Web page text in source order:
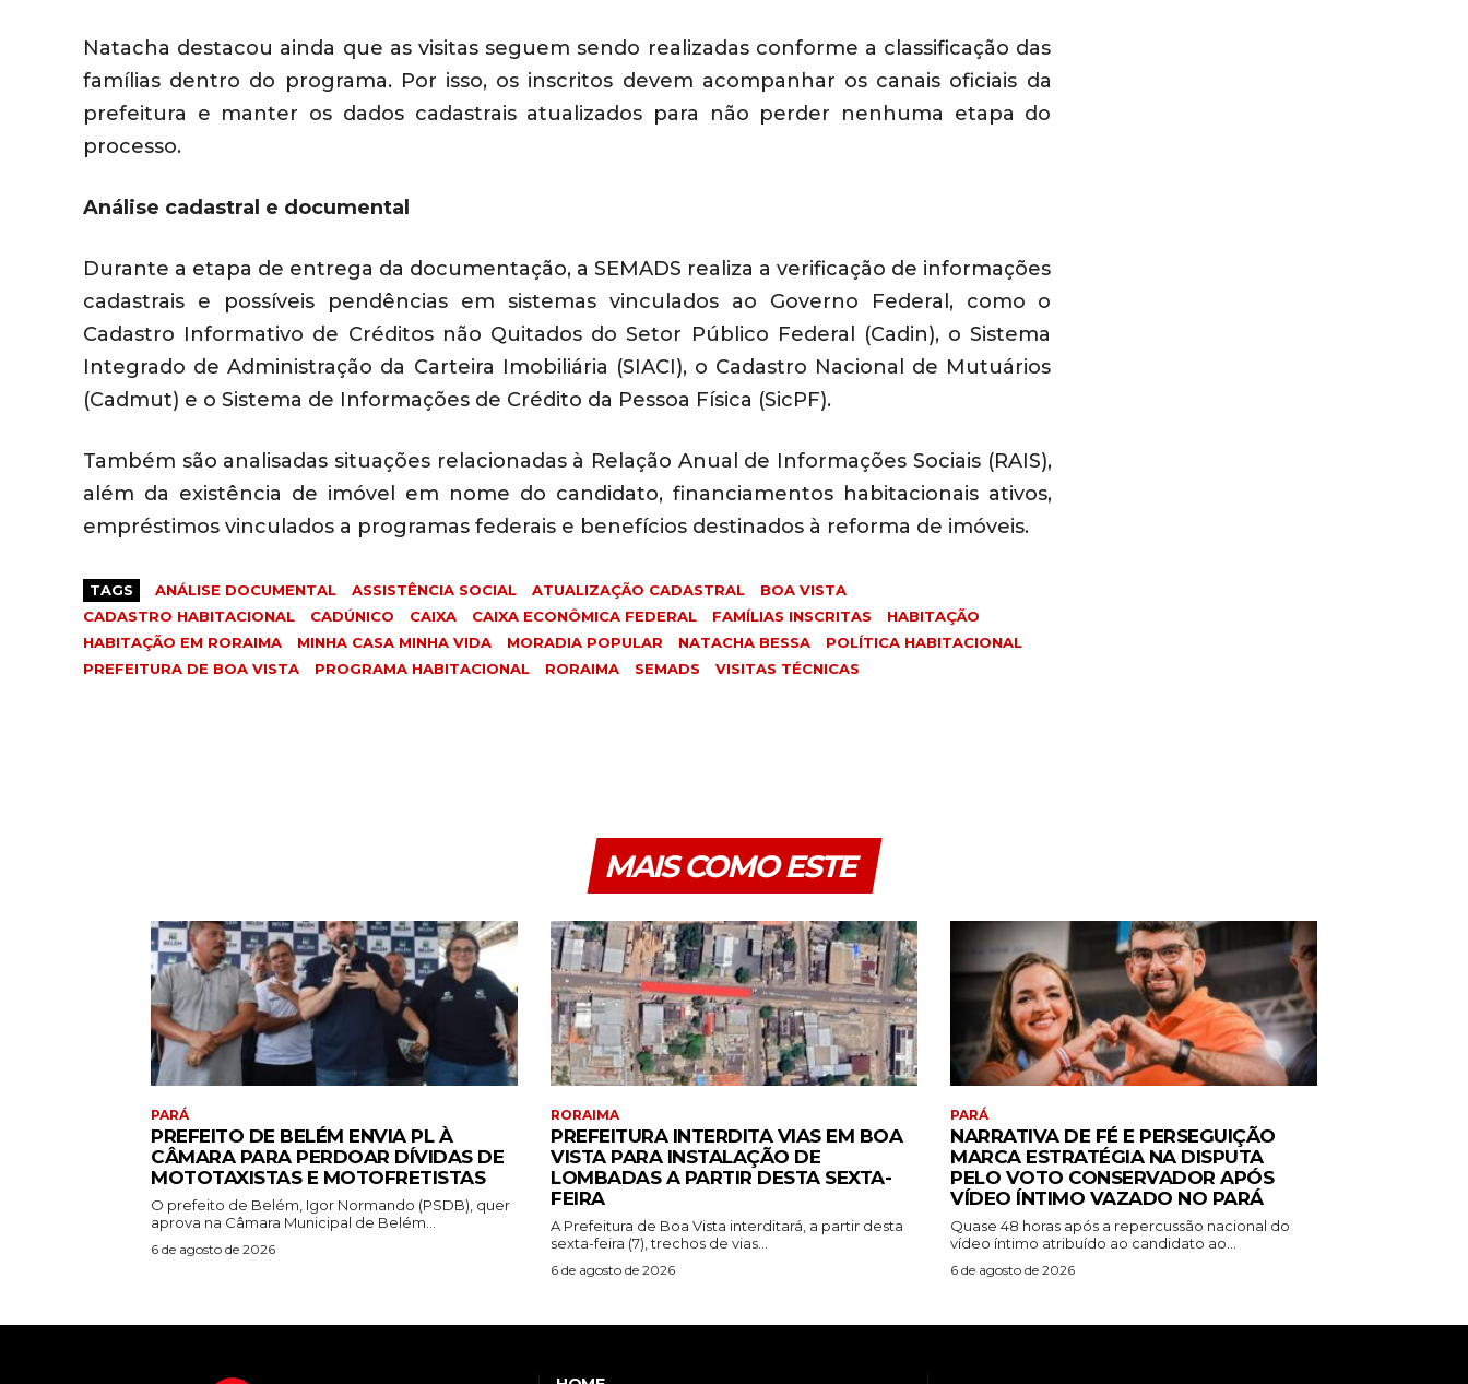
Natacha destacou ainda que as visitas seguem sendo realizadas conforme a classificação das
famílias dentro do programa. Por isso, os inscritos devem acompanhar os canais oficiais da
prefeitura e manter os dados cadastrais atualizados para não perder nenhuma etapa do
processo.
Análise cadastral e documental
Durante a etapa de entrega da documentação, a SEMADS realiza a verificação de informações
cadastrais e possíveis pendências em sistemas vinculados ao Governo Federal, como o
Cadastro Informativo de Créditos não Quitados do Setor Público Federal (Cadin), o Sistema
Integrado de Administração da Carteira Imobiliária (SIACI), o Cadastro Nacional de Mutuários
(Cadmut) e o Sistema de Informações de Crédito da Pessoa Física (SicPF).
Também são analisadas situações relacionadas à Relação Anual de Informações Sociais (RAIS),
além da existência de imóvel em nome do candidato, financiamentos habitacionais ativos,
empréstimos vinculados a programas federais e benefícios destinados à reforma de imóveis.
TAGS ANÁLISE DOCUMENTAL ASSISTÊNCIA SOCIAL ATUALIZAÇÃO CADASTRAL
BOA VISTA
CADASTRO HABITACIONAL
CADÚNICO CAIXA CAIXA ECONÔMICA FEDERAL FAMÍLIAS INSCRITAS
HABITAÇÃO
HABITAÇÃO EM RORAIMA
MINHA CASA MINHA VIDA MORADIA POPULAR NATACHA BESSA
POLÍTICA HABITACIONAL
PREFEITURA DE BOA VISTA
PROGRAMA HABITACIONAL RORAIMA SEMADS VISITAS TÉCNICAS
MAIS COMO ESTE
PARÁ
PREFEITO DE BELÉM ENVIA PL À
CÂMARA PARA PERDOAR DÍVIDAS DE
MOTOTAXISTAS E MOTOFRETISTAS
O prefeito de Belém, Igor Normando (PSDB), quer
aprova na Câmara Municipal de Belém...
6 de agosto de 2026
RORAIMA
PREFEITURA INTERDITA VIAS EM BOA
VISTA PARA INSTALAÇÃO DE
LOMBADAS A PARTIR DESTA SEXTA-
FEIRA
A Prefeitura de Boa Vista interditará, a partir desta
sexta-feira (7), trechos de vias...
6 de agosto de 2026
PARÁ
NARRATIVA DE FÉ E PERSEGUIÇÃO
MARCA ESTRATÉGIA NA DISPUTA
PELO VOTO CONSERVADOR APÓS
VÍDEO ÍNTIMO VAZADO NO PARÁ
Quase 48 horas após a repercussão nacional do
vídeo íntimo atribuído ao candidato ao...
6 de agosto de 2026